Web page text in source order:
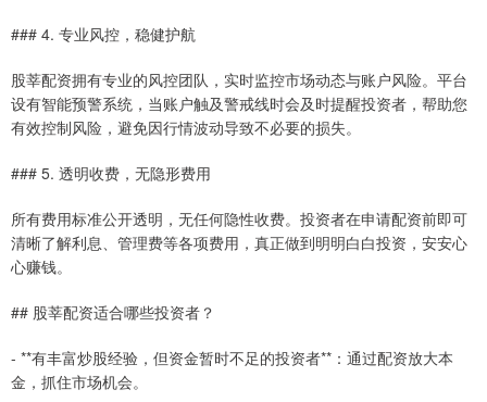
### 4. 专业风控，稳健护航
股莘配资拥有专业的风控团队，实时监控市场动态与账户风险。平台
设有智能预警系统，当账户触及警戒线时会及时提醒投资者，帮助您
有效控制风险，避免因行情波动导致不必要的损失。
### 5. 透明收费，无隐形费用
所有费用标准公开透明，无任何隐性收费。投资者在申请配资前即可
清晰了解利息、管理费等各项费用，真正做到明明白白投资，安安心
心赚钱。
## 股莘配资适合哪些投资者？
- **有丰富炒股经验，但资金暂时不足的投资者**：通过配资放大本
金，抓住市场机会。